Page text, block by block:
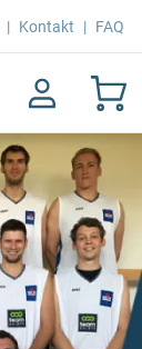
| Kontakt | FAQ